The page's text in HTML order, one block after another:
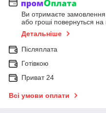
Ви отримаєте замовлення
або гроші повернуться на
Детальніше
Післяплата
Готівкою
Приват 24
Всі умови оплати